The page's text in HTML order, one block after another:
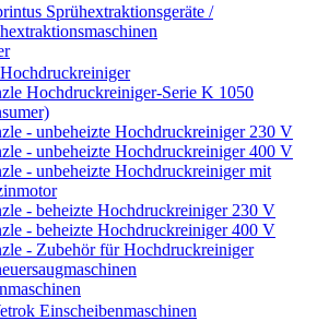
Sprühextraktionsgeräte /
Hochdruckreiniger-Serie K 1050
- unbeheizte Hochdruckreiniger 230 V
- unbeheizte Hochdruckreiniger 400 V
- unbeheizte Hochdruckreiniger mit
- beheizte Hochdruckreiniger 230 V
- beheizte Hochdruckreiniger 400 V
- Zubehör für Hochdruckreiniger
Einscheibenmaschinen